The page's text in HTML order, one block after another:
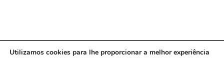
Utilizamos cookies para lhe proporcionar a melhor experiência